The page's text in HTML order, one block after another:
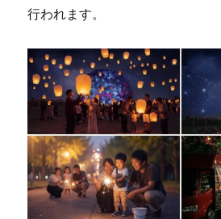
行われます。